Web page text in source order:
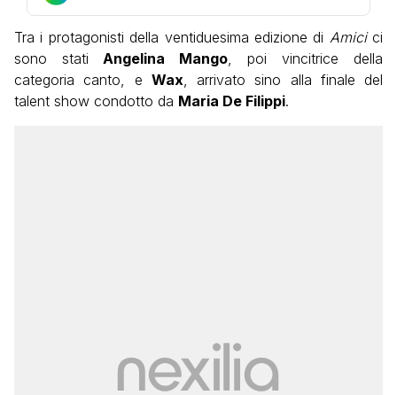
Tra i protagonisti della ventiduesima edizione di Amicici
sono stati Angelina Mango, poi vincitrice della
categoria canto, e Wax, arrivato sino alla finale del
talent show condotto da Maria De Filippi.